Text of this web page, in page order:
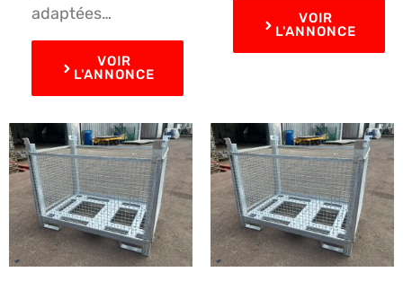
adaptées…
VOIR
L'ANNONCE
VOIR
L'ANNONCE